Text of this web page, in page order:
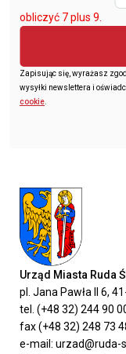
obliczyć 7 plus 9.
Zapisując się, wyrażasz
wysyłki newslettera i
cookie.
Urząd Miasta Ruda
pl. Jana Pawła II 6,
tel. (+48 32) 244 90
fax (+48 32) 248 73
e-mail: urzad@ruda-